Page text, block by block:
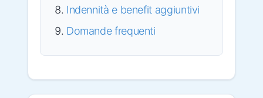
Indennità e benefit aggiuntivi
Domande frequenti